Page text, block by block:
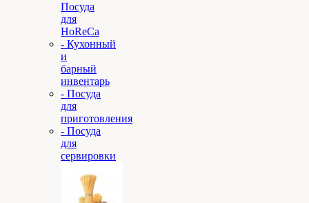
Посуда
для
HoReCa
- Кухонный
и
барный
инвентарь
- Посуда
для
приготовления
- Посуда
для
сервировки